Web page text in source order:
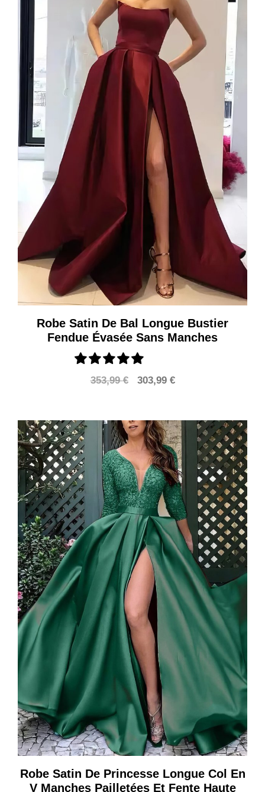
Robe Satin De Bal Longue Bustier
Fendue Évasée Sans Manches
353,99€
Le
était :
353,99 €.
303,99 €Le
est :
303,99 €.
Robe Satin De Princesse Longue Col En
V Manches Pailletées Et Fente Haute